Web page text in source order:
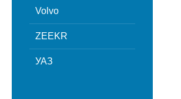
Volvo
ZEEKR
УАЗ